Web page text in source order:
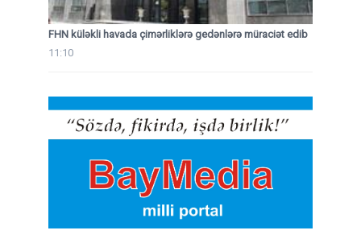
FHN küləkli havada çimərliklərə gedənlərə müraciət edib
11:10